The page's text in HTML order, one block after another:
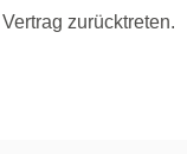
zurücktreten.